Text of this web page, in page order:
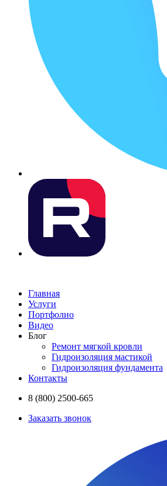
Главная
Услуги
Портфолио
Видео
Блог
Ремонт мягкой кровли
Гидроизоляция мастикой
Гидроизоляция фундамента
Контакты
8 (800) 2500-665
Заказать звонок